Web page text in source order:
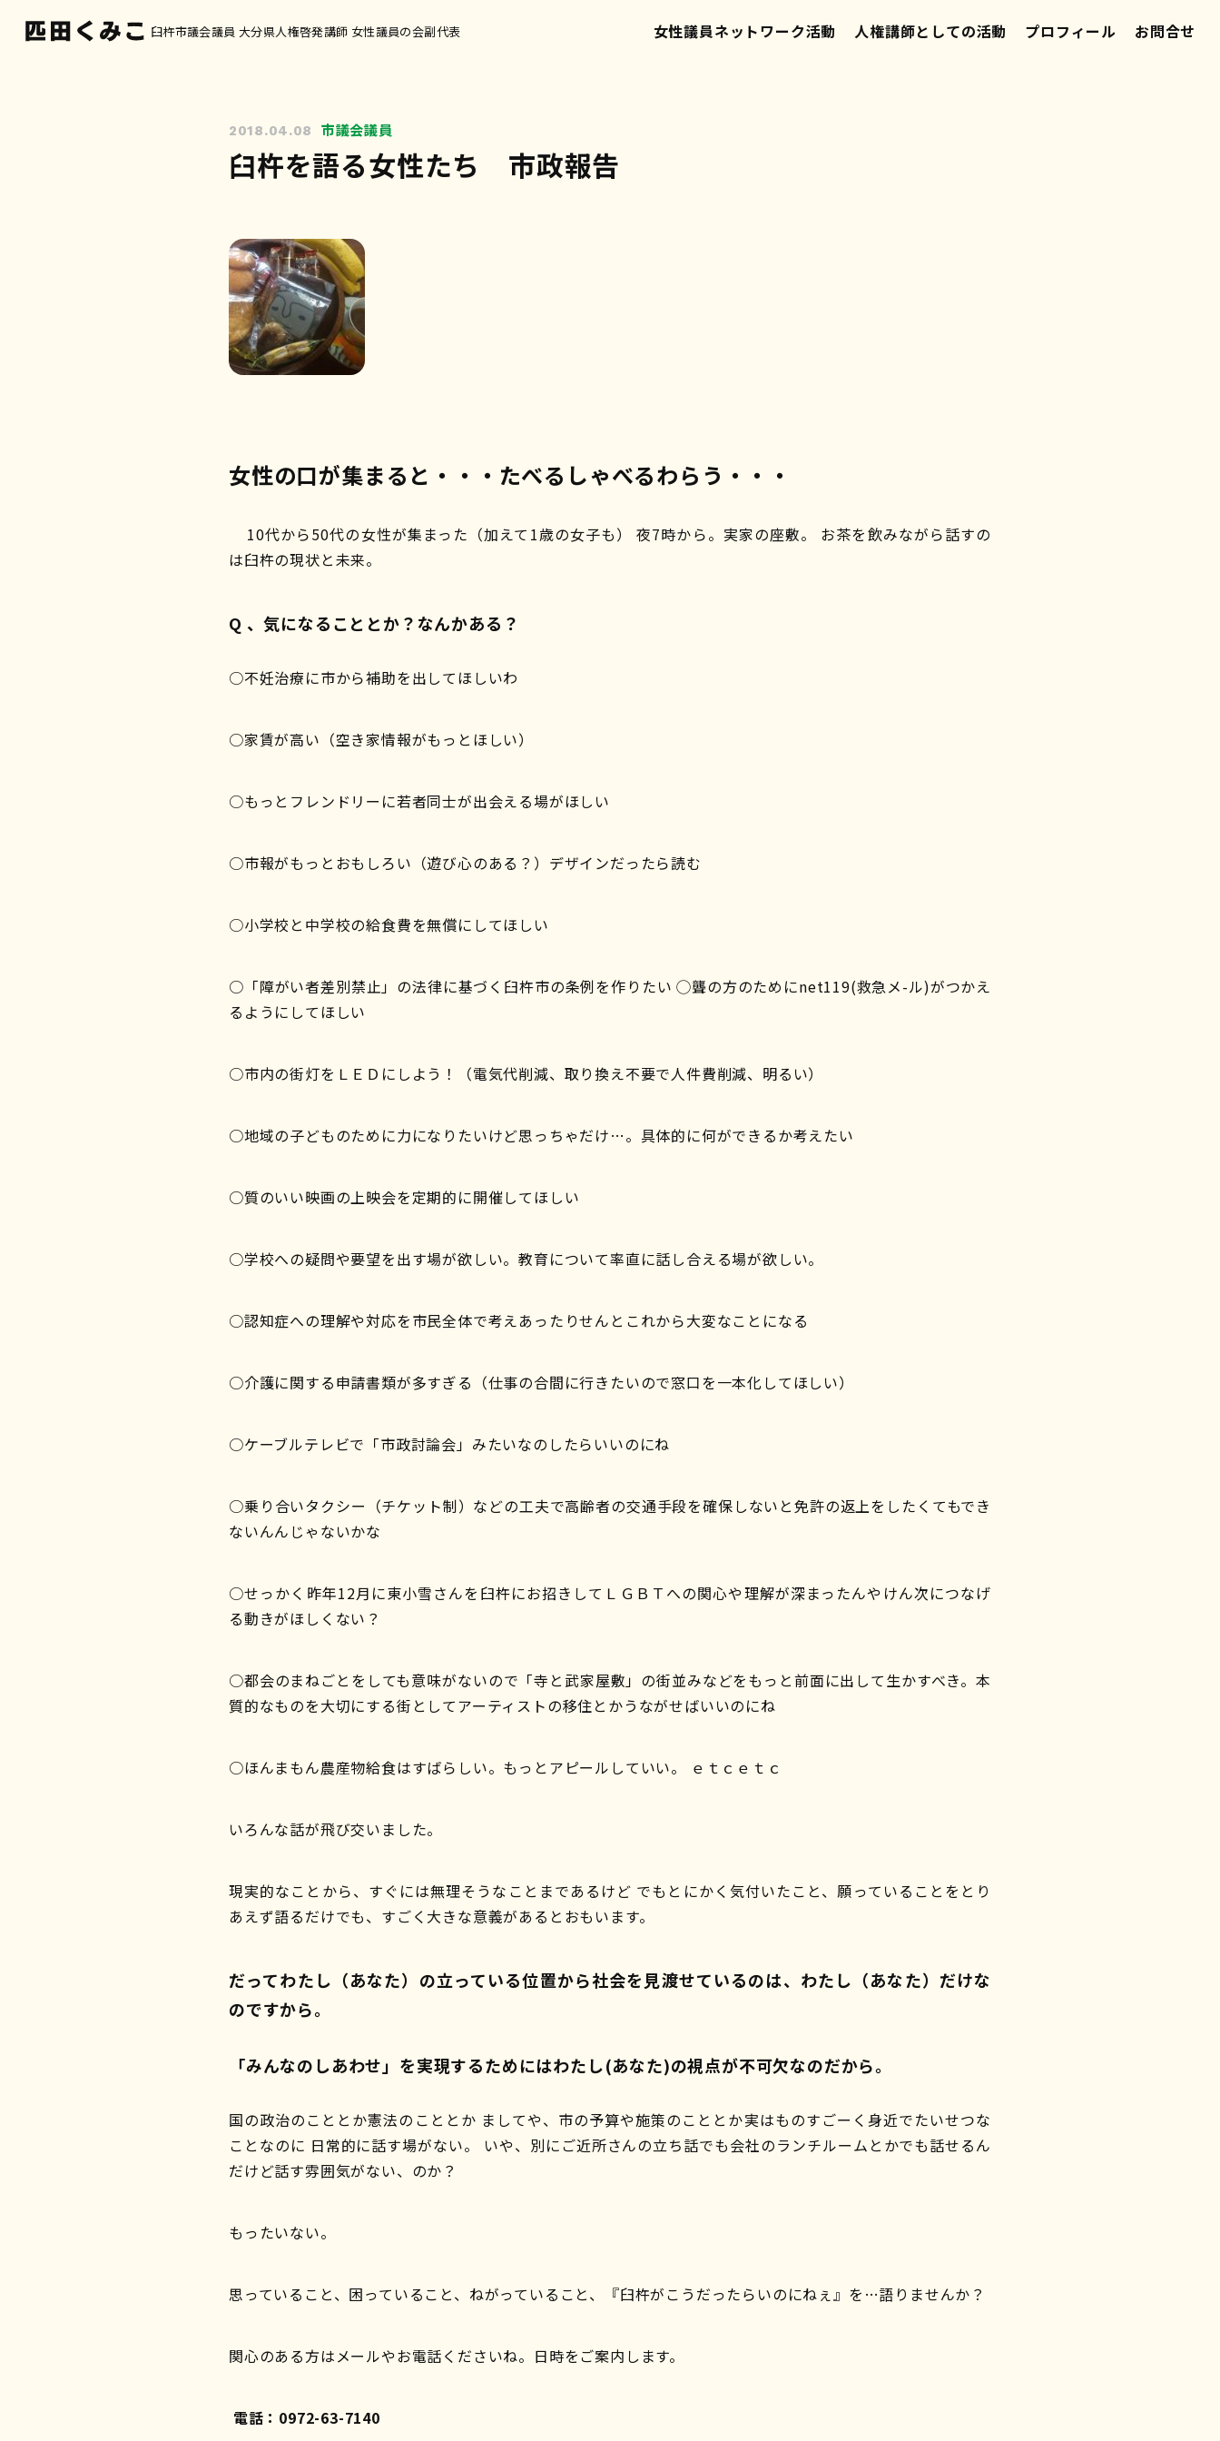
臼杵市議会議員 大分県人権啓発講師 女性議員の会副代表 女性議員ネットワーク活動 人権講師としての活動 プロフィール お問合せ
2018.04.08 市議会議員
臼杵を語る女性たち 市政報告
女性の口が集まると・・・たべるしゃべるわらう・・・
10代から50代の女性が集まった（加えて1歳の女子も） 夜7時から。実家の座敷。 お茶を飲みながら話すの
は臼杵の現状と未来。
Q 、気になることとか？なんかある？
○不妊治療に市から補助を出してほしいわ
○家賃が高い（空き家情報がもっとほしい）
○もっとフレンドリーに若者同士が出会える場がほしい
○市報がもっとおもしろい（遊び心のある？）デザインだったら読む
○小学校と中学校の給食費を無償にしてほしい
○「障がい者差別禁止」の法律に基づく臼杵市の条例を作りたい ◯聾の方のためにnet119(救急メ-ル)がつかえ
るようにしてほしい
○市内の街灯をＬＥＤにしよう！（電気代削減、取り換え不要で人件費削減、明るい）
○地域の子どものために力になりたいけど思っちゃだけ…。具体的に何ができるか考えたい
○質のいい映画の上映会を定期的に開催してほしい
○学校への疑問や要望を出す場が欲しい。教育について率直に話し合える場が欲しい。
○認知症への理解や対応を市民全体で考えあったりせんとこれから大変なことになる
○介護に関する申請書類が多すぎる（仕事の合間に行きたいので窓口を一本化してほしい）
○ケーブルテレビで「市政討論会」みたいなのしたらいいのにね
○乗り合いタクシー（チケット制）などの工夫で高齢者の交通手段を確保しないと免許の返上をしたくてもでき
ないんんじゃないかな
○せっかく昨年12月に東小雪さんを臼杵にお招きしてＬＧＢＴへの関心や理解が深まったんやけん次につなげ
る動きがほしくない？
○都会のまねごとをしても意味がないので「寺と武家屋敷」の街並みなどをもっと前面に出して生かすべき。本
質的なものを大切にする街としてアーティストの移住とかうながせばいいのにね
○ほんまもん農産物給食はすばらしい。もっとアピールしていい。 ｅｔｃｅｔｃ
いろんな話が飛び交いました。
現実的なことから、すぐには無理そうなことまであるけど でもとにかく気付いたこと、願っていることをとり
あえず語るだけでも、すごく大きな意義があるとおもいます。
だってわたし（あなた）の立っている位置から社会を見渡せているのは、わたし（あなた）だけな
のですから。
「みんなのしあわせ」を実現するためにはわたし(あなた)の視点が不可欠なのだから。
国の政治のこととか憲法のこととか ましてや、市の予算や施策のこととか実はものすごーく身近でたいせつな
ことなのに 日常的に話す場がない。 いや、別にご近所さんの立ち話でも会社のランチルームとかでも話せるん
だけど話す雰囲気がない、のか？
もったいない。
思っていること、困っていること、ねがっていること、『臼杵がこうだったらいのにねぇ』を…語りませんか？
関心のある方はメールやお電話くださいね。日時をご案内します。
電話：0972-63-7140